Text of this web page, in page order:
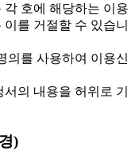
호에 해당하는 이용
를 거절할 수 있습니
의를 사용하여 이용신
의 내용을 허위로 기
)